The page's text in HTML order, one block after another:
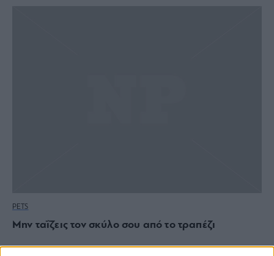
PETS
Μην ταΐζεις τον σκύλο σου από το τραπέζι